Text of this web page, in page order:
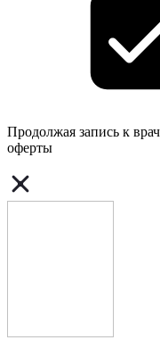
Продолжая запись к
оферты